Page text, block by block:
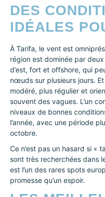
DES
IDÉALES
À Tarifa, le vent est
région est dominée par
d’est, fort et offshore, qui
nœuds sur plusieurs jours.
modéré, plus régulier et
souvent des vagues. L’un
niveaux de bonnes
l’année, avec une période
octobre.
Ce n’est pas un hasard si «
sont très recherchées dans
est l’un des rares spots
promesse qu’un espoir.